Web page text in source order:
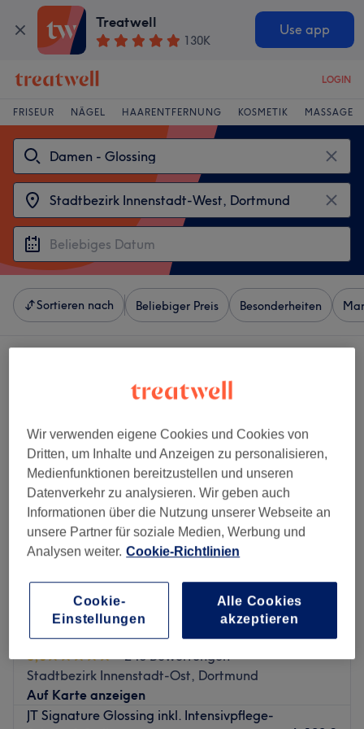
Treatwell
130K
Use app
LOGIN
FRISEUR NÄGEL HAARENTFERNUNG KOSMETIK MASSAGE
Sortieren nach Beliebiger Preis Besonderheiten
JT Beautymanufaktur
5,0
248 Bewertungen
Stadtbezirk Innenstadt-Ost, Dortmund
Auf Karte anzeigen
JT Signature Glossing inkl. Intensivpflege-
Wir verwenden eigene Cookies und Cookies von
Dritten, um Inhalte und Anzeigen zu personalisieren,
Medienfunktionen bereitzustellen und unseren
Datenverkehr zu analysieren. Wir geben auch
Informationen über die Nutzung unserer Webseite an
unsere Partner für soziale Medien, Werbung und
Analysen weiter. Cookie-Richtlinien
Cookie-
Einstellungen
Alle Cookies
akzeptieren